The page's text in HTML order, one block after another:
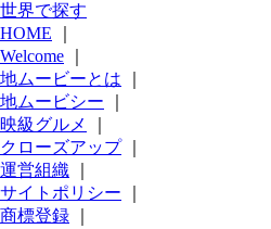
世界で探す
HOME
Welcome
地ムービーとは
地ムービシー
映級グルメ
クローズアップ｜
運営組織
サイトポリシー
商標登録